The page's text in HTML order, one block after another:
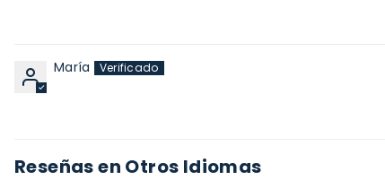
María
Reseñas en Otros Idiomas